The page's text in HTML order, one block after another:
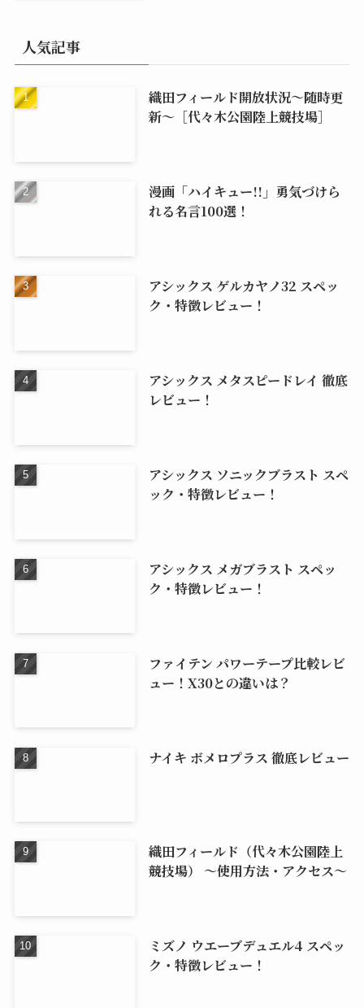
人気記事
織田フィールド開放状況～随時更
新～［代々木公園陸上競技場］
漫画「ハイキュー!!」勇気づけら
れる名言100選！
アシックス ゲルカヤノ32 スペッ
ク・特徴レビュー！
アシックス メタスピードレイ 徹底
レビュー！
アシックス ソニックブラスト スペ
ック・特徴レビュー！
アシックス メガブラスト スペッ
ク・特徴レビュー！
ファイテン パワーテープ比較レビ
ュー！X30との違いは？
ナイキ ボメロプラス 徹底レビュー
織田フィールド（代々木公園陸上
競技場） 〜使用方法・アクセス〜
ミズノ ウエーブデュエル4 スペッ
ク・特徴レビュー！